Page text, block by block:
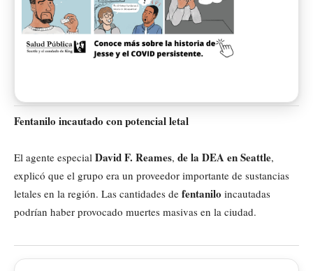
Fentanilo incautado con potencial letal
El agente especial David F. Reames, de la DEA en Seattle,
explicó que el grupo era un proveedor importante de sustancias
letales en la región. Las cantidades de fentanilo incautadas
podrían haber provocado muertes masivas en la ciudad.